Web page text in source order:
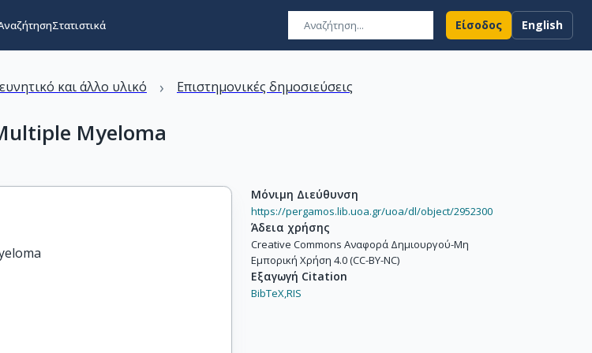
Στατιστικά Είσοδος English
και άλλο υλικό › Επιστημονικές δημοσιεύσεις
Myeloma
Μόνιμη Διεύθυνση
https://pergamos.lib.uoa.gr/uoa/dl/object/2952300
Άδεια χρήσης
Creative Commons Αναφορά Δημιουργού-Μη
Εμπορική Χρήση 4.0 (CC-BY-NC)
Εξαγωγή Citation
BibTeX,RIS